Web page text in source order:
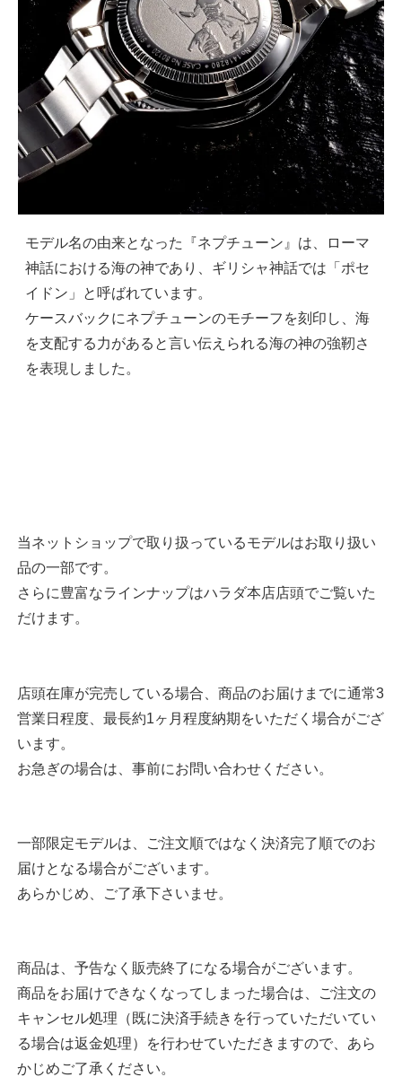
モデル名の由来となった『ネプチューン』は、ローマ
神話における海の神であり、ギリシャ神話では「ポセ
イドン」と呼ばれています。
ケースバックにネプチューンのモチーフを刻印し、海
を支配する力があると言い伝えられる海の神の強靭さ
を表現しました。
当ネットショップで取り扱っているモデルはお取り扱い
品の一部です。
さらに豊富なラインナップはハラダ本店店頭でご覧いた
だけます。
店頭在庫が完売している場合、商品のお届けまでに通常3
営業日程度、最長約1ヶ月程度納期をいただく場合がござ
います。
お急ぎの場合は、事前にお問い合わせください。
一部限定モデルは、ご注文順ではなく決済完了順でのお
届けとなる場合がございます。
あらかじめ、ご了承下さいませ。
商品は、予告なく販売終了になる場合がございます。
商品をお届けできなくなってしまった場合は、ご注文の
キャンセル処理（既に決済手続きを行っていただいてい
る場合は返金処理）を行わせていただきますので、あら
かじめご了承ください。